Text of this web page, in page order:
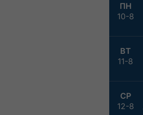
ПН
10-8
ВТ
11-8
СР
12-8